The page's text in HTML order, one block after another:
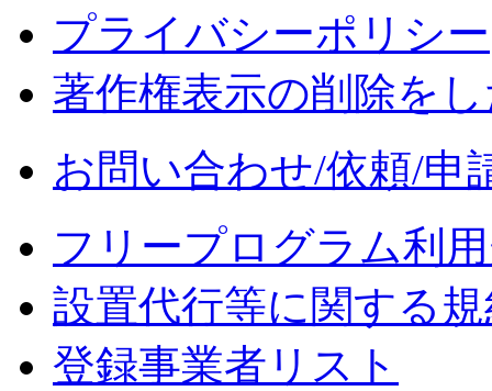
プライバシーポリシー
著作権表示の削除を
お問い合わせ/依頼/申
フリープログラム利
設置代行等に関する
登録事業者リスト